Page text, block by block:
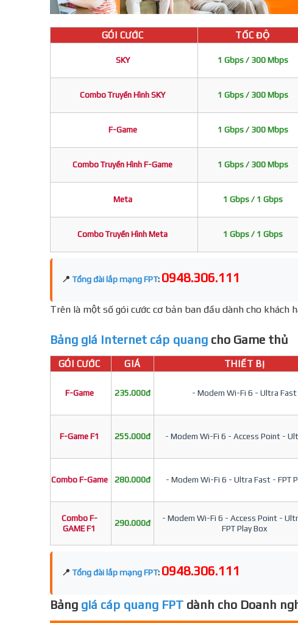
GÓI CƯỚC TỐC ĐỘ
SKY 1 Gbps / 300 Mbps
Combo Truyền Hình SKY 1 Gbps / 300 Mbps
F-Game 1 Gbps / 300 Mbps
Combo Truyền Hình F-Game 1 Gbps / 300 Mbps
Meta 1 Gbps / 1 Gbps
Combo Truyền Hình Meta 1 Gbps / 1 Gbps
📍 Tổng đài lắp mạng FPT: 0948.306.111
Trên là một số gói cước cơ bản ban đầu dành cho khách
Bảng giá Internet cáp quang cho Game thủ
GÓI CƯỚC GIÁ THIẾT BỊ
F-Game 235.000đ - Modem Wi-Fi 6 - Ultra Fast
F-Game F1 255.000đ - Modem Wi-Fi 6 - Access Point -
Combo F-Game 280.000đ - Modem Wi-Fi 6 - Ultra Fast - FPT
Combo F-
GAME F1
290.000đ
- Modem Wi-Fi 6 - Access Point -
FPT Play Box
📍 Tổng đài lắp mạng FPT: 0948.306.111
Bảng giá cáp quang FPT dành cho Doanh